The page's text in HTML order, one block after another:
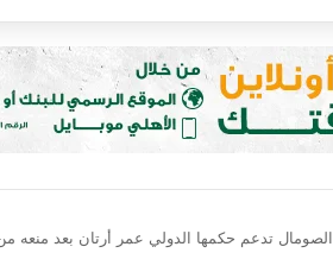
الصومال تدعم حكمها الدولي عمر أرتان بعد منعه